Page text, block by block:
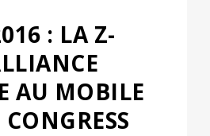
: LA Z-
AU MOBILE